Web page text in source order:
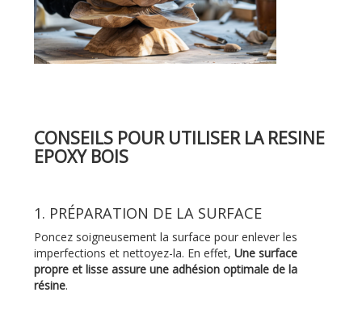
CONSEILS POUR UTILISER LA RESINE
EPOXY BOIS
1. PRÉPARATION DE LA SURFACE
Poncez soigneusement la surface pour enlever les
imperfections et nettoyez-la. En effet, Une surface
propre et lisse assure une adhésion optimale de la
résine.